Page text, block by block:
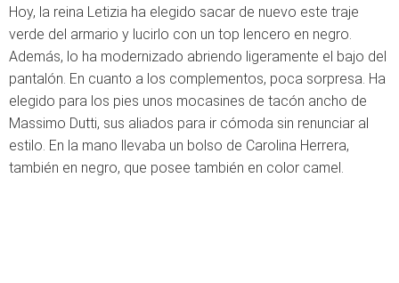
Hoy, la reina Letizia ha elegido sacar de nuevo este traje
verde del armario y lucirlo con un top lencero en negro.
Además, lo ha modernizado abriendo ligeramente el bajo del
pantalón. En cuanto a los complementos, poca sorpresa. Ha
elegido para los pies unos mocasines de tacón ancho de
Massimo Dutti, sus aliados para ir cómoda sin renunciar al
estilo. En la mano llevaba un bolso de Carolina Herrera,
también en negro, que posee también en color camel.